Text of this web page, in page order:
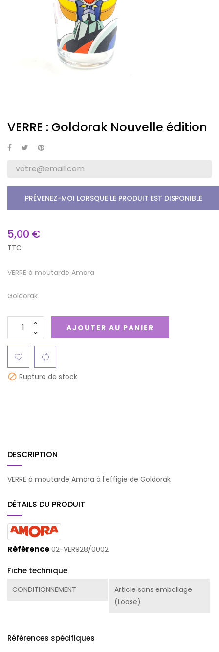
VERRE : Goldorak Nouvelle édition
PRÉVENEZ-MOI LORSQUE LE PRODUIT EST DISPONIBLE
5,00 €
TTC
VERRE à moutarde Amora
Goldorak
AJOUTER AU PANIER
 Rupture de stock
DESCRIPTION
VERRE à moutarde Amora à l'effigie de Goldorak
DÉTAILS DU PRODUIT
Référence 02-VER928/0002
Fiche technique
CONDITIONNEMENT
Article sans emballage
(Loose)
Références spécifiques